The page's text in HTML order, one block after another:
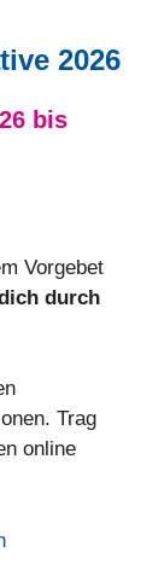
2026
bis
Vorgebet
durch
Trag
online